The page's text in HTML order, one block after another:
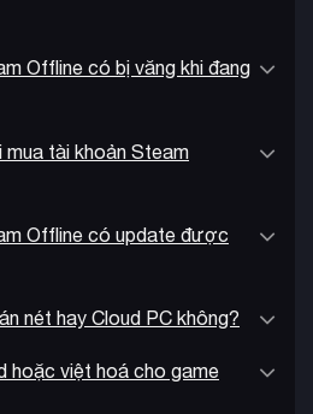
Offline có bị văng khi đang
tài khoản Steam
Offline có update được
nét hay Cloud PC không?
hoặc việt hoá cho game